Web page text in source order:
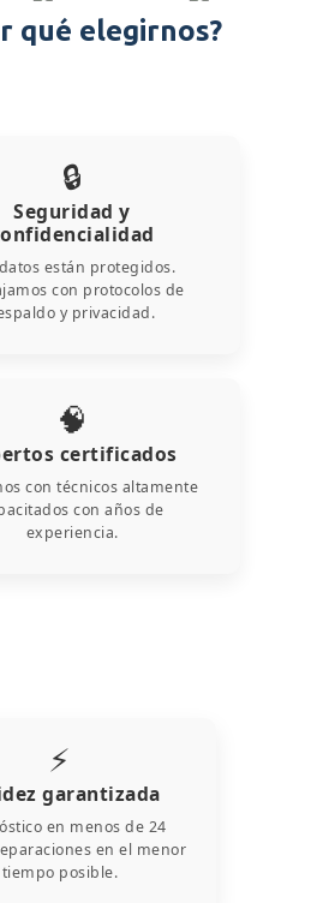
qué elegirnos?
🔒
Seguridad y
están protegidos.
con protocolos de
y privacidad.
🧠
certificados
con técnicos altamente
con años de
experiencia.
⚡
garantizada
en menos de 24
en el menor
tiempo posible.